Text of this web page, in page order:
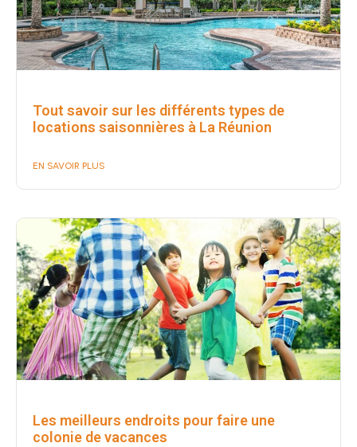
Tout savoir sur les différents types de
locations saisonnières à La Réunion
EN SAVOIR PLUS
Les meilleurs endroits pour faire une
colonie de vacances